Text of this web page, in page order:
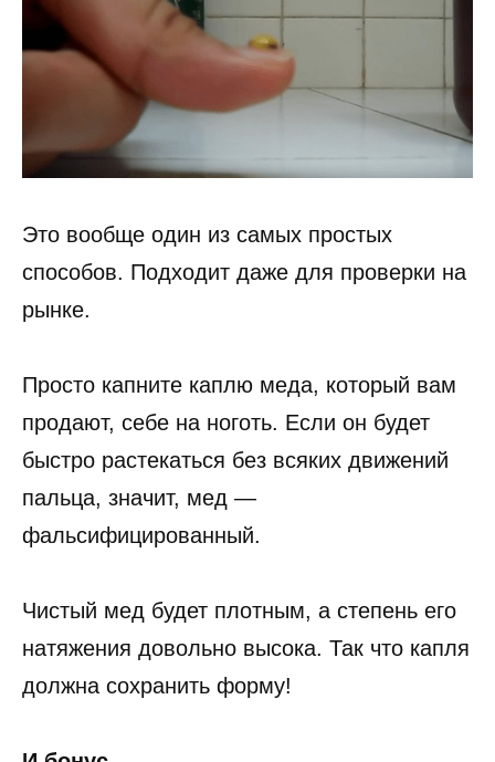
Это вообще один из самых простых
способов. Подходит даже для проверки на
рынке.
Просто капните каплю меда, который вам
продают, себе на ноготь. Если он будет
быстро растекаться без всяких движений
пальца, значит, мед —
фальсифицированный.
Чистый мед будет плотным, а степень его
натяжения довольно высока. Так что капля
должна сохранить форму!